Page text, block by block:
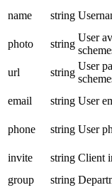
name string
photo
string
User
url
string
User
email
string User
phone
string User
invite
string Client
group
string